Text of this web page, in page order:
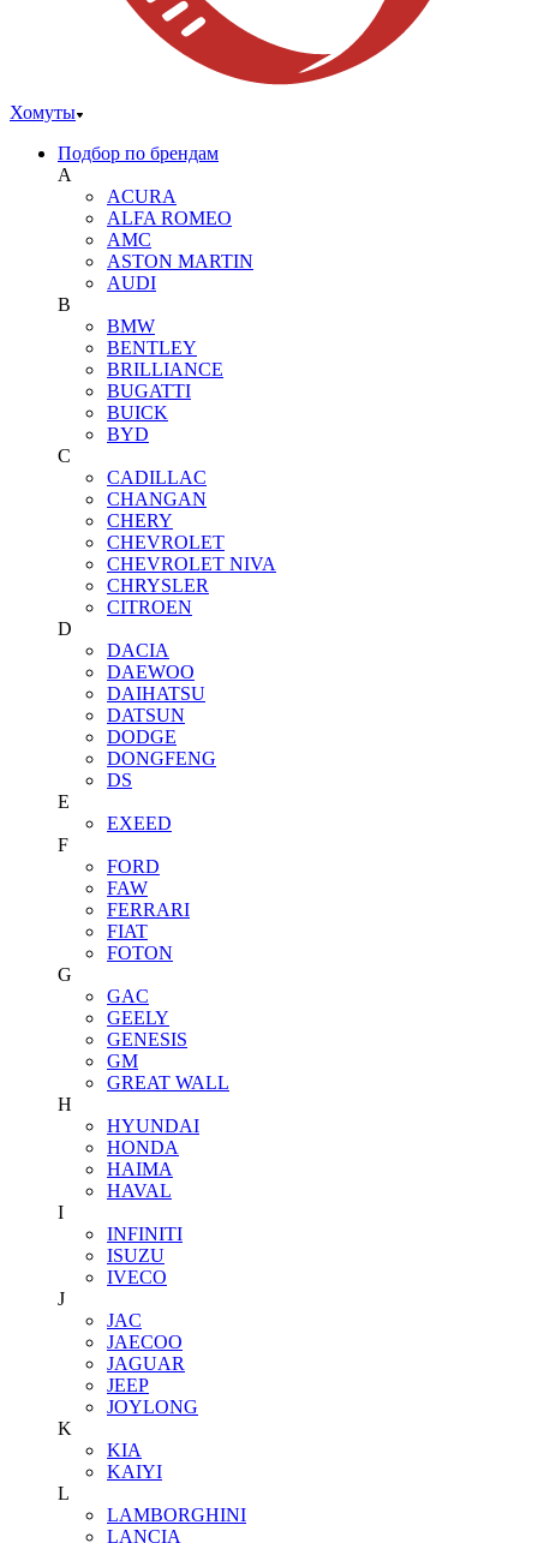
Хомуты
Подбор по брендам
A
ACURA
ALFA ROMEO
AMC
ASTON MARTIN
AUDI
B
BMW
BENTLEY
BRILLIANCE
BUGATTI
BUICK
BYD
C
CADILLAC
CHANGAN
CHERY
CHEVROLET
CHEVROLET NIVA
CHRYSLER
CITROEN
D
DACIA
DAEWOO
DAIHATSU
DATSUN
DODGE
DONGFENG
DS
E
EXEED
F
FORD
FAW
FERRARI
FIAT
FOTON
G
GAC
GEELY
GENESIS
GM
GREAT WALL
H
HYUNDAI
HONDA
HAIMA
HAVAL
I
INFINITI
ISUZU
IVECO
J
JAC
JAECOO
JAGUAR
JEEP
JOYLONG
K
KIA
KAIYI
L
LAMBORGHINI
LANCIA